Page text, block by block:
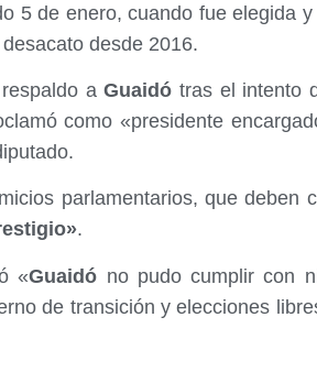
5 de enero, cuando fue elegida
desde 2016.
respaldo aGuaidó tras el intento
como «presidente
parlamentarios, que deben
.
«Guaidó no pudo cumplir con
de transición y elecciones